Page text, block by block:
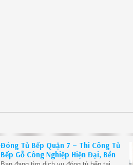
Đóng Tủ Bếp Quận 7 – Thi Công Tủ
Bếp Gỗ Công Nghiệp Hiện Đại, Bền